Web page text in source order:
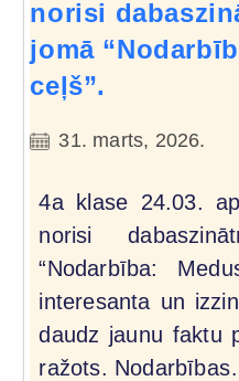
norisi
jomā
ceļš”.
31. marts, 2026.
4a klase 24.03.
norisi
“Nodarbība:
interesanta un
daudz jaunu faktu
ražots.